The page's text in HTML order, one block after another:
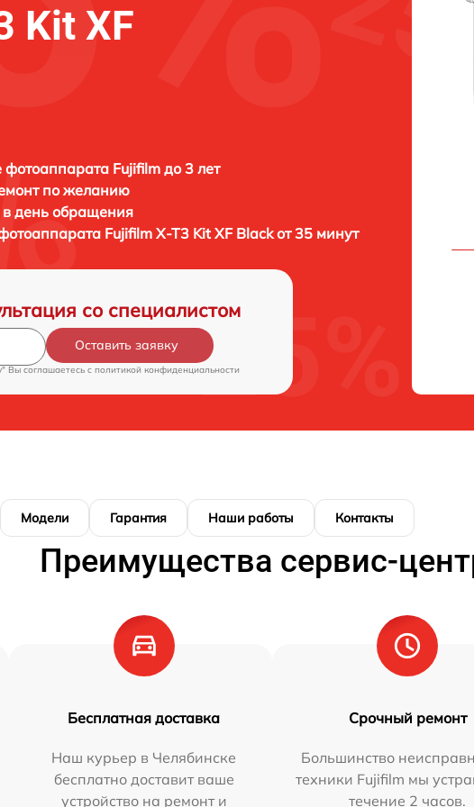
Kit XF
фотоаппарата Fujifilm до 3 лет
по желанию
в день обращения
Fujifilm X-T3 Kit XF Black от 35 минут
со специалистом
Оставить заявку
Вы соглашаетесь c политикой конфиденциальности
Модели Гарантия Наши работы Контакты
Преимущества сервис-
Бесплатная доставка
Наш курьер в Челябинске
бесплатно доставит ваше
устройство на ремонт и
Срочный ремонт
Большинство
техники Fujifilm мы
течение 2 часов.